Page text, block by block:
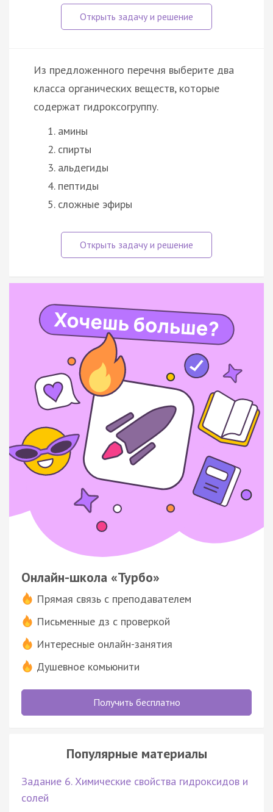
Из предложенного перечня выберите два
класса органических веществ, которые
содержат гидроксогруппу.
амины
спирты
альдегиды
пептиды
сложные эфиры
Онлайн-школа «Турбо»
Прямая связь с преподавателем
Письменные дз с проверкой
Интересные онлайн-занятия
Душевное комьюнити
Получить бесплатно
Популярные материалы
Задание 6. Химические свойства гидроксидов и
солей